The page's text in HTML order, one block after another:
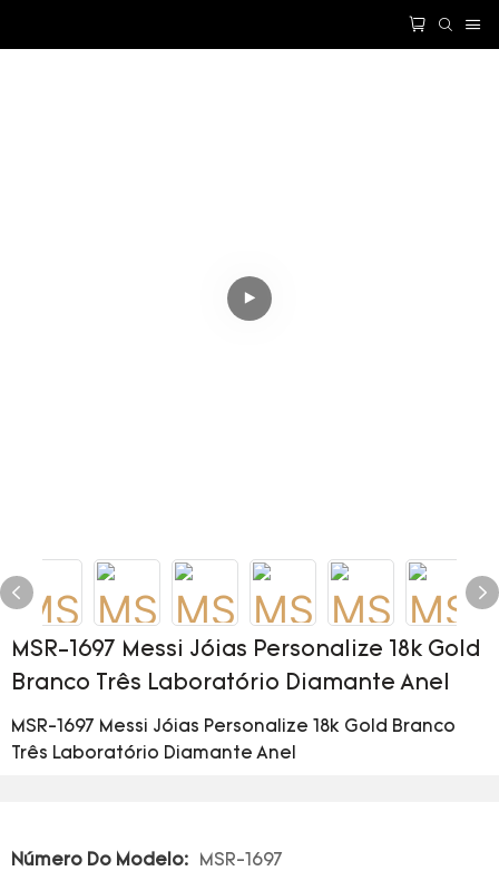
MSR-1697 Messi Jóias Personalize 18k Gold
Branco Três Laboratório Diamante Anel
MSR-1697 Messi Jóias Personalize 18k Gold Branco
Três Laboratório Diamante Anel
Número Do Modelo: MSR-1697